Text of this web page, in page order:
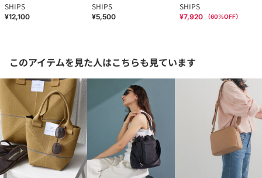
SHIPS
¥12,100
SHIPS
¥5,500
SHIPS
¥7,920 （60%OFF）